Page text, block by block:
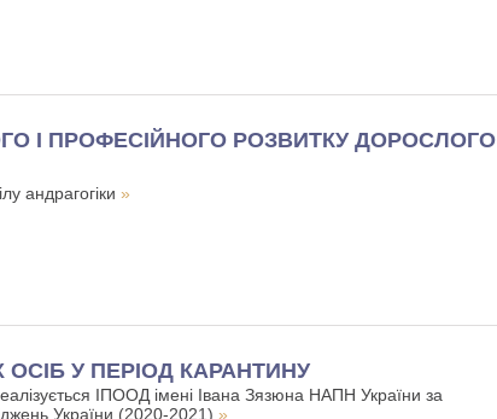
І ПРОФЕСІЙНОГО РОЗВИТКУ ДОРОСЛОГО
андрагогіки »
ОСІБ У ПЕРІОД КАРАНТИНУ
ІПООД імені Івана Зязюна НАПН України за
України (2020-2021) »